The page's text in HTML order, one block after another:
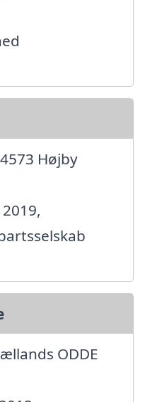
Højby
ODDE